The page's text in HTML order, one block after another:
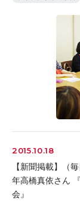
2015.10.18
【新聞掲載】（
年高橋真依さん
会』